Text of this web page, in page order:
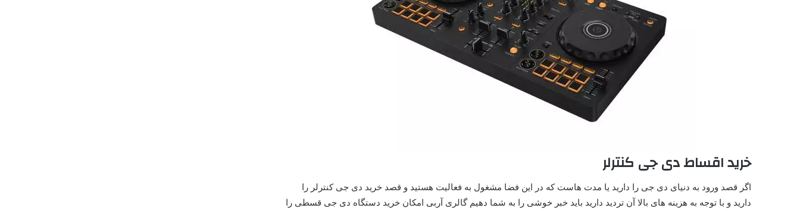
خرید اقساط دی جی کنترلر
اگر قصد ورود به دنیای دی جی را دارید یا مدت هاست که در این فضا مشغول به فعالیت هستید و قصد خرید دی جی کنترلر را
دارید و با توجه به هزینه های بالا آن تردید دارید باید خبر خوشی را به شما دهیم گالری آربی امکان خرید دستگاه دی جی قسطی را